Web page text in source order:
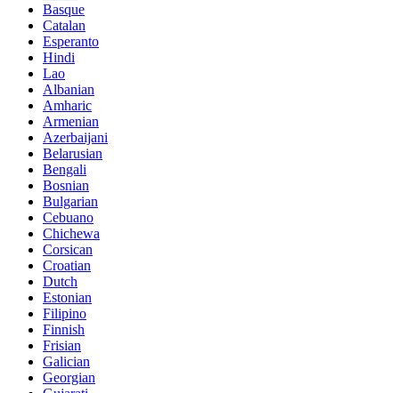
Basque
Catalan
Esperanto
Hindi
Lao
Albanian
Amharic
Armenian
Azerbaijani
Belarusian
Bengali
Bosnian
Bulgarian
Cebuano
Chichewa
Corsican
Croatian
Dutch
Estonian
Filipino
Finnish
Frisian
Galician
Georgian